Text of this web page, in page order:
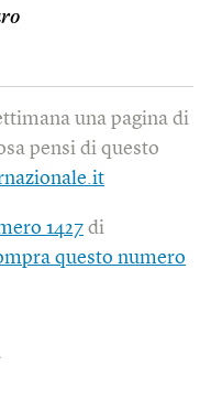
una pagina di
pensi di questo
1427 di
questo numero